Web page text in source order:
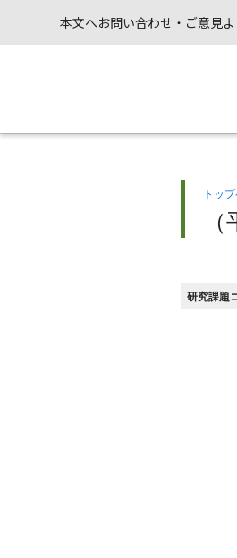
本文へお問い合わせ・ご意見
トッ
研究課題